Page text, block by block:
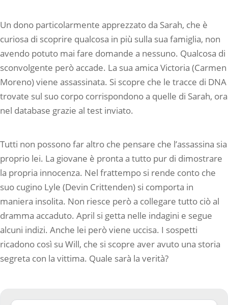
Un dono particolarmente apprezzato da Sarah, che è
curiosa di scoprire qualcosa in più sulla sua famiglia, non
avendo potuto mai fare domande a nessuno. Qualcosa di
sconvolgente però accade. La sua amica Victoria (Carmen
Moreno) viene assassinata. Si scopre che le tracce di DNA
trovate sul suo corpo corrispondono a quelle di Sarah, ora
nel database grazie al test inviato.
Tutti non possono far altro che pensare che l’assassina sia
proprio lei. La giovane è pronta a tutto pur di dimostrare
la propria innocenza. Nel frattempo si rende conto che
suo cugino Lyle (Devin Crittenden) si comporta in
maniera insolita. Non riesce però a collegare tutto ciò al
dramma accaduto. April si getta nelle indagini e segue
alcuni indizi. Anche lei però viene uccisa. I sospetti
ricadono così su Will, che si scopre aver avuto una storia
segreta con la vittima. Quale sarà la verità?